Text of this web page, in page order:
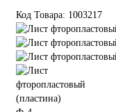
Код Товара: 1003217